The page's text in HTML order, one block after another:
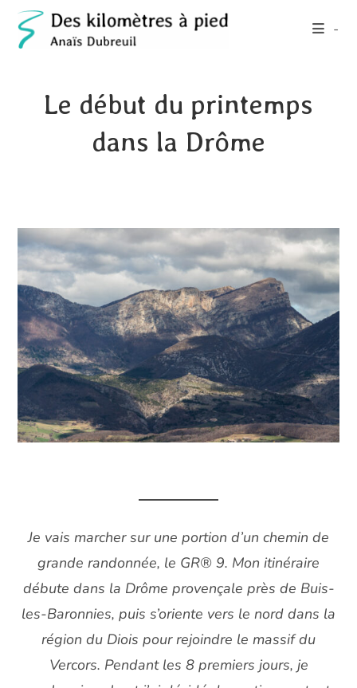
Skip
content
-
Le début du printemps
dans la Drôme
Je vais marcher sur une portion d’un chemin de
grande randonnée, le GR® 9. Mon itinéraire
débute dans la Drôme provençale près de Buis-
les-Baronnies, puis s’oriente vers le nord dans la
région du Diois pour rejoindre le massif du
Vercors. Pendant les 8 premiers jours, je